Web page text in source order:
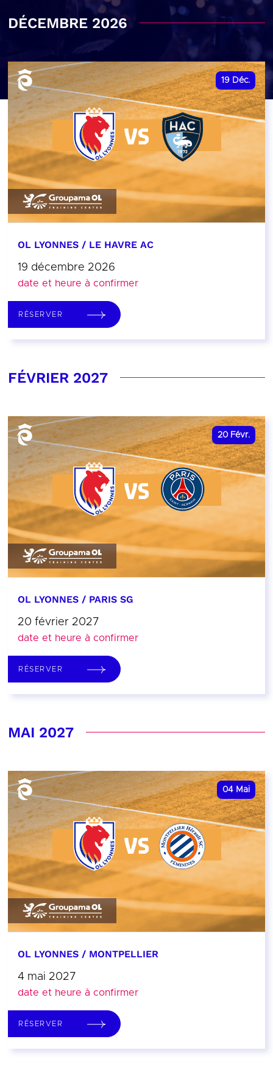
DÉCEMBRE 2026
19 Déc.
OL LYONNES / LE HAVRE AC
19 décembre 2026
date et heure à confirmer
RÉSERVER
FÉVRIER 2027
20 Févr.
OL LYONNES / PARIS SG
20 février 2027
date et heure à confirmer
RÉSERVER
MAI 2027
04 Mai
OL LYONNES / MONTPELLIER
4 mai 2027
date et heure à confirmer
RÉSERVER